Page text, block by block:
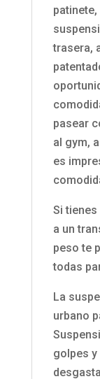
trasera,
pasear
al gym,
es
Si
a un
peso te
todas
La
urbano
golpes